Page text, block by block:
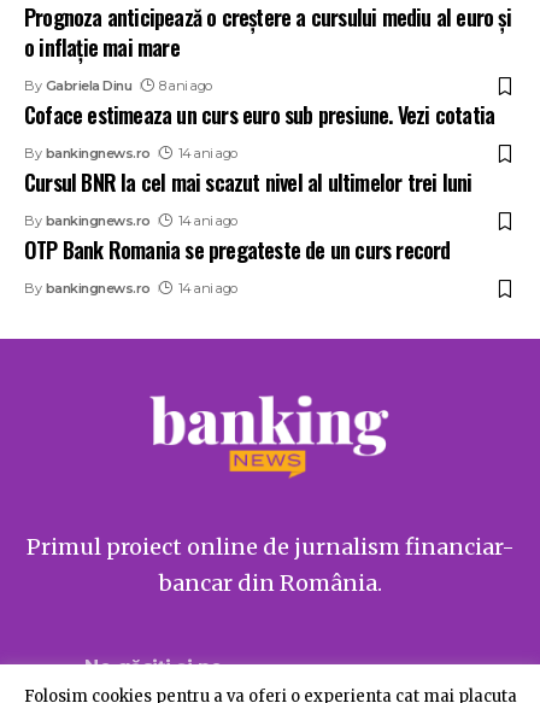
Prognoza anticipează o creştere a cursului mediu al euro şi
o inflaţie mai mare
By Gabriela Dinu 8 ani ago
Coface estimeaza un curs euro sub presiune. Vezi cotatia
By bankingnews.ro 14 ani ago
Cursul BNR la cel mai scazut nivel al ultimelor trei luni
By bankingnews.ro 14 ani ago
OTP Bank Romania se pregateste de un curs record
By bankingnews.ro 14 ani ago
Primul proiect online de jurnalism financiar-
bancar din România.
Ne găsiți și pe
Folosim cookies pentru a va oferi o experienta cat mai placuta